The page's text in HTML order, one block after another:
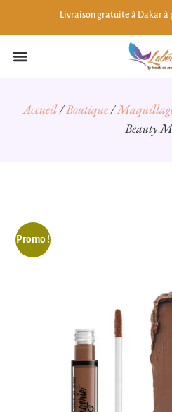
Livraison gratuite à Dakar à
Accueil/Boutique/
Beauty
Promo !